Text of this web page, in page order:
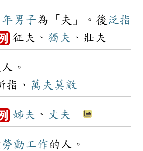
年 男子 為「夫」。後 泛指
征夫、 獨夫 、壯夫
。
指、 萬夫莫敵
姊夫 、 丈夫
勞動工作 的人。